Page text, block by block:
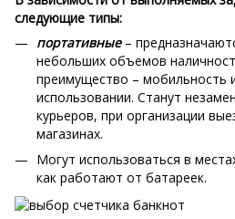
следующие типы:
портативные–
небольших объемов
преимущество – мобильность
использовании. Станут
курьеров, при организации
магазинах.
Могут использоваться в
как работают от батареек.